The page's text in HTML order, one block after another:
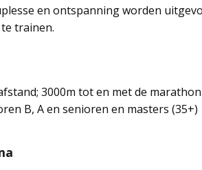
en ontspanning worden
trainen.
3000m tot en met de marathon
B, A en senioren en masters (35+)